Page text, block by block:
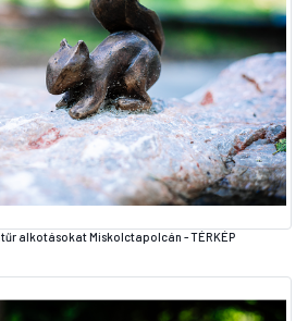
alkotásokat Miskolctapolcán - TÉRKÉP